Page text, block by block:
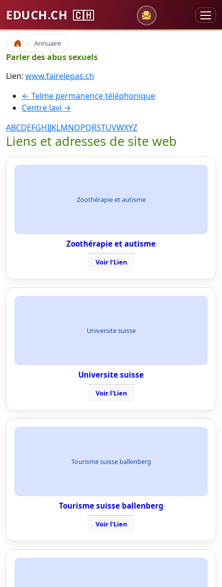
EDUCH.CH 🇨🇭
Accueil Annuaire
Parler des abus sexuels
Lien: www.fairelepas.ch
← Telme permanence téléphonique
Centre lavi →
ABCDEFGHIJKLMNOPQRSTUVWXYZ
Liens et adresses de site web
Zoothérapie et autisme
Zoothérapie et autisme
Voir l'Lien
Universite suisse
Universite suisse
Voir l'Lien
Tourisme suisse ballenberg
Tourisme suisse ballenberg
Voir l'Lien